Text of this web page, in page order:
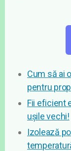
Cum să ai
pentru
Fii eficient
ușile vechi!
Izolează